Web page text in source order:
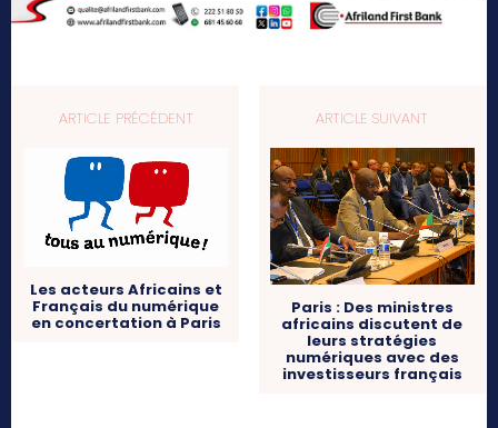
ARTICLE PRÉCÉDENT
Les acteurs Africains et
Français du numérique
en concertation à Paris
ARTICLE SUIVANT
Paris : Des ministres
africains discutent de
leurs stratégies
numériques avec des
investisseurs français